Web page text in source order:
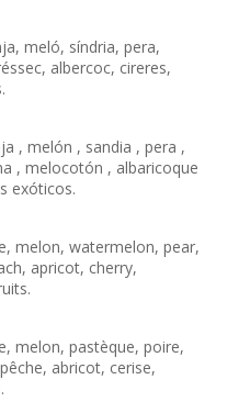
meló, síndria, pera,
albercoc, cireres,
, melón , sandia , pera ,
, melocotón , albaricoque
exóticos.
melon, watermelon, pear,
apricot, cherry,
melon, pastèque, poire,
abricot, cerise,